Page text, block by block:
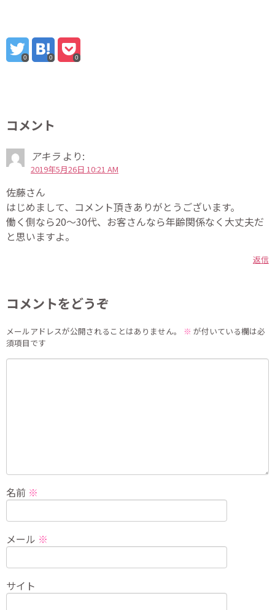
0 0 0
コメント
アキラ より:
2019年5月26日 10:21 AM
佐藤さん
はじめまして、コメント頂きありがとうございます。
働く側なら20～30代、お客さんなら年齢関係なく大丈夫だ
と思いますよ。
返信
コメントをどうぞ
メールアドレスが公開されることはありません。 ※ が付いている欄は必
須項目です
名前 ※
メール ※
サイト